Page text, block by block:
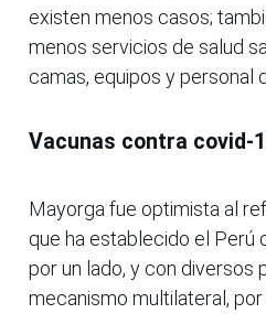
existen menos casos;
menos servicios de salud
camas, equipos y personal
Vacunas contra covid-
Mayorga fue optimista al
que ha establecido el Perú
por un lado, y con diversos
mecanismo multilateral, por